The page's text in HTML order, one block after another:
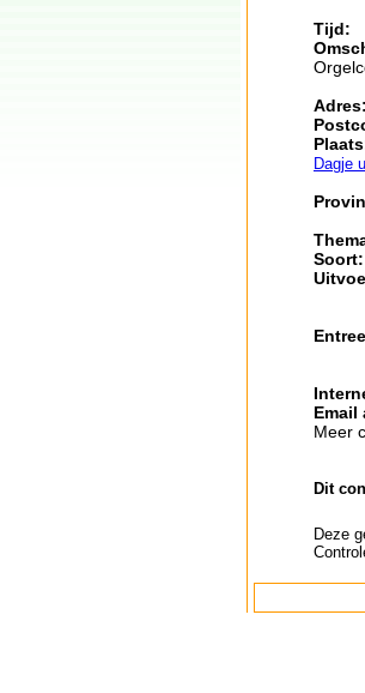
Tijd:
Adres:
Dagje
Soort:
Email
Meer
Dit
Deze